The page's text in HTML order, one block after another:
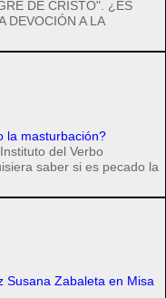
DE CRISTO". ¿ES
DEVOCIÓN A LA
la masturbación?
del Verbo
saber si es pecado la
Susana Zabaleta en Misa